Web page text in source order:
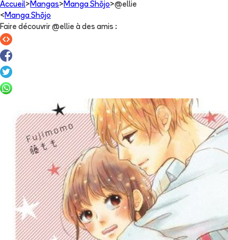
Accueil> Mangas> Manga Shōjo>@ellie
< Manga Shōjo
Faire découvrir @ellie à des amis :